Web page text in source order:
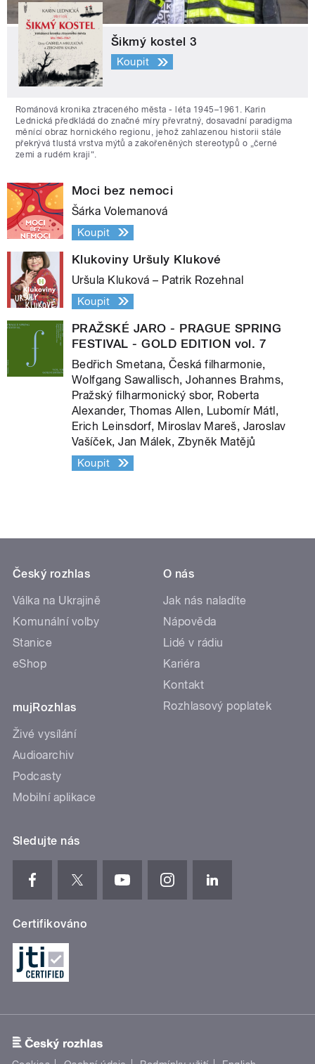
Šikmý kostel 3
Koupit
Románová kronika ztraceného města - léta 1945–1961. Karin
Lednická předkládá do značné míry převratný, dosavadní paradigma
měnící obraz hornického regionu, jehož zahlazenou historii stále
překrývá tlustá vrstva mýtů a zakořeněných stereotypů o „černé
zemi a rudém kraji“.
Moci bez nemoci
Šárka Volemanová
Koupit
Klukoviny Uršuly Klukové
Uršula Kluková – Patrik Rozehnal
Koupit
PRAŽSKÉ JARO - PRAGUE SPRING
FESTIVAL - GOLD EDITION vol. 7
Bedřich Smetana, Česká filharmonie,
Wolfgang Sawallisch, Johannes Brahms,
Pražský filharmonický sbor, Roberta
Alexander, Thomas Allen, Lubomír Mátl,
Erich Leinsdorf, Miroslav Mareš, Jaroslav
Vašíček, Jan Málek, Zbyněk Matějů
Koupit
Český rozhlas
Válka na Ukrajině
Komunální volby
Stanice
eShop
mujRozhlas
Živé vysílání
Audioarchiv
Podcasty
Mobilní aplikace
O nás
Jak nás naladíte
Nápověda
Lidé v rádiu
Kariéra
Kontakt
Rozhlasový poplatek
Sledujte nás
Certifikováno